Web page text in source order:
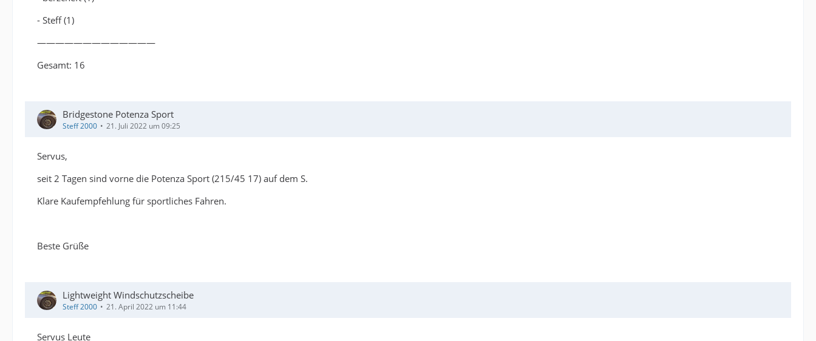
- Steff (1)
—————————————
Gesamt: 16
Bridgestone Potenza Sport
Steff 2000 21. Juli 2022 um 09:25
Servus,
seit 2 Tagen sind vorne die Potenza Sport (215/45 17) auf dem S.
Klare Kaufempfehlung für sportliches Fahren.
Beste Grüße
Lightweight Windschutzscheibe
Steff 2000 21. April 2022 um 11:44
Servus Leute